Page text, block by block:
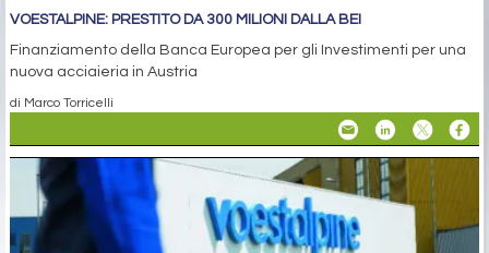
VOESTALPINE: PRESTITO DA 300 MILIONI DALLA BEI
Finanziamento della Banca Europea per gli Investimenti per una
nuova acciaieria in Austria
di Marco Torricelli